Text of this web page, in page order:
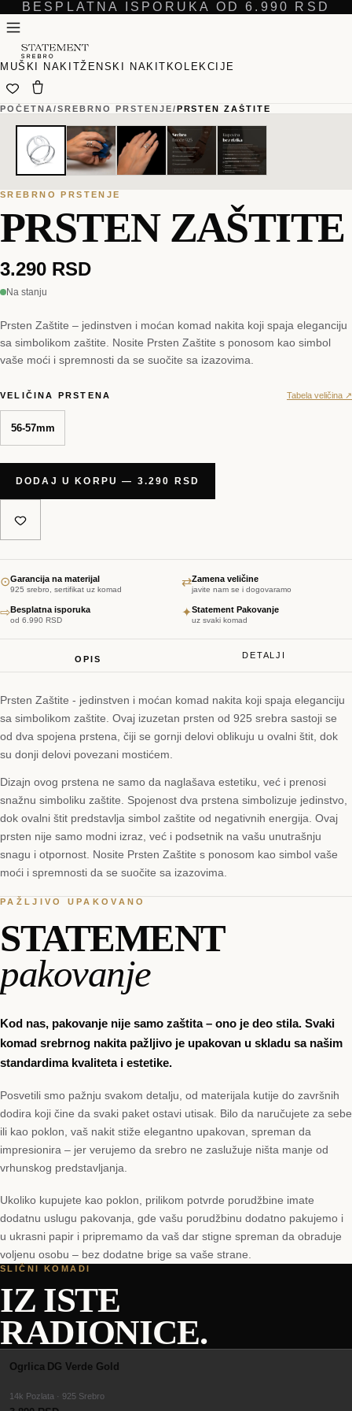
BESPLATNA ISPORUKA OD 6.990 RSD
MUŠKI NAKITŽENSKI NAKIT KOLEKCIJE
POČETNA /SREBRNO PRSTENJE/PRSTEN ZAŠTITE
SREBRNO PRSTENJE
PRSTEN ZAŠTITE
3.290 RSD
Na stanju
Prsten Zaštite – jedinstven i moćan komad nakita koji spaja eleganciju
sa simbolikom zaštite. Nosite Prsten Zaštite s ponosom kao simbol
vaše moći i spremnosti da se suočite sa izazovima.
VELIČINA PRSTENA Tabela veličina ↗
56-57mm
DODAJ U KORPU — 3.290 RSD
⊙Garancija na materijal
925 srebro, sertifikat uz komad
⇄Zamena veličine
javite nam se i dogovaramo
⇨Besplatna isporuka
od 6.990 RSD
✦Statement Pakovanje
uz svaki komad
OPIS DETALJI
Prsten Zaštite - jedinstven i moćan komad nakita koji spaja eleganciju
sa simbolikom zaštite. Ovaj izuzetan prsten od 925 srebra sastoji se
od dva spojena prstena, čiji se gornji delovi oblikuju u ovalni štit, dok
su donji delovi povezani mostićem.
Dizajn ovog prstena ne samo da naglašava estetiku, već i prenosi
snažnu simboliku zaštite. Spojenost dva prstena simbolizuje jedinstvo,
dok ovalni štit predstavlja simbol zaštite od negativnih energija. Ovaj
prsten nije samo modni izraz, već i podsetnik na vašu unutrašnju
snagu i otpornost. Nosite Prsten Zaštite s ponosom kao simbol vaše
moći i spremnosti da se suočite sa izazovima.
PAŽLJIVO UPAKOVANO
STATEMENT
pakovanje
Kod nas, pakovanje nije samo zaštita – ono je deo stila. Svaki
komad srebrnog nakita pažljivo je upakovan u skladu sa našim
standardima kvaliteta i estetike.
Posvetili smo pažnju svakom detalju, od materijala kutije do završnih
dodira koji čine da svaki paket ostavi utisak. Bilo da naručujete za sebe
ili kao poklon, vaš nakit stiže elegantno upakovan, spreman da
impresionira – jer verujemo da srebro ne zaslužuje ništa manje od
vrhunskog predstavljanja.
Ukoliko kupujete kao poklon, prilikom potvrde porudžbine imate
dodatnu uslugu pakovanja, gde vašu porudžbinu dodatno pakujemo i
u ukrasni papir i pripremamo da vaš dar stigne spreman da obraduje
voljenu osobu – bez dodatne brige sa vaše strane.
SLIČNI KOMADI
IZ ISTE
RADIONICE.
GOLD
Ogrlica DG Verde Gold
14k Pozlata · 925 Srebro